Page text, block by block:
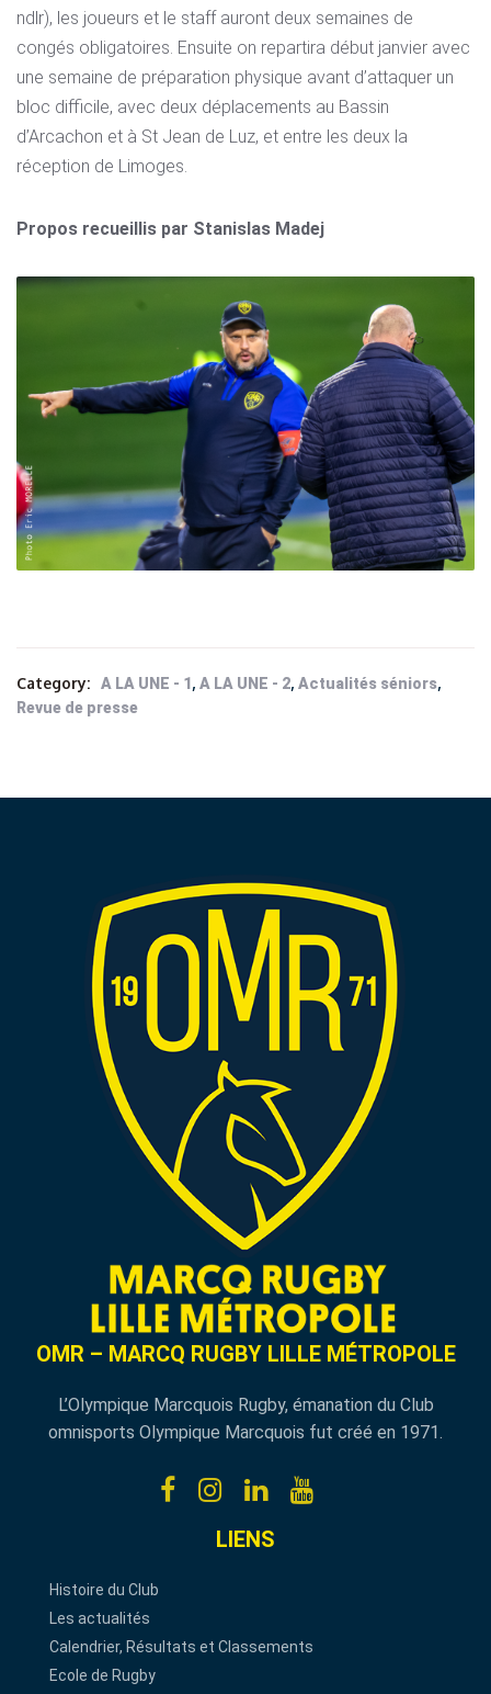
ndlr), les joueurs et le staff auront deux semaines de
congés obligatoires. Ensuite on repartira début janvier avec
une semaine de préparation physique avant d’attaquer un
bloc difficile, avec deux déplacements au Bassin
d’Arcachon et à St Jean de Luz, et entre les deux la
réception de Limoges.
Propos recueillis par Stanislas Madej
Category: A LA UNE - 1 , A LA UNE - 2, Actualités séniors,
Revue de presse
OMR – MARCQ RUGBY LILLE MÉTROPOLE
L’Olympique Marcquois Rugby, émanation du Club
omnisports Olympique Marcquois fut créé en 1971.
LIENS
Histoire du Club
Les actualités
Calendrier, Résultats et Classements
Ecole de Rugby